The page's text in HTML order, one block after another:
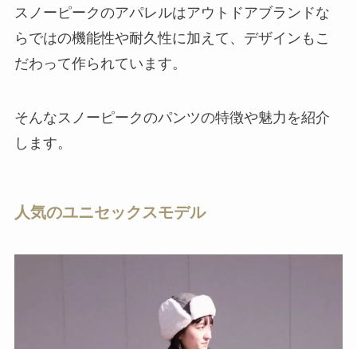
スノーピークのアパレルはアウトドアブランドな
らではの機能性や耐久性に加えて、デザインもこ
だわって作られています。
そんなスノーピークのパンツの特徴や魅力を紹介
します。
人気のユニセックスモデル